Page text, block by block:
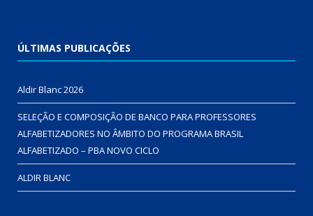
ÚLTIMAS PUBLICAÇÕES
Aldir Blanc 2026
SELEÇÃO E COMPOSIÇÃO DE BANCO PARA PROFESSORES
ALFABETIZADORES NO ÂMBITO DO PROGRAMA BRASIL
ALFABETIZADO – PBA NOVO CICLO
ALDIR BLANC